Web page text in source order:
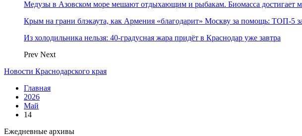
Медузы в Азовском море мешают отдыхающим и рыбакам. Биомасса достигает
Крым на грани блэкаута, как Армения «благодарит» Москву за помощь: ТОП-5 за
Из холодильника нельзя: 40-градусная жара придёт в Краснодар уже завтра
Prev Next
Новости Краснодарского края
Главная
2026
Май
14
Ежедневные архивы